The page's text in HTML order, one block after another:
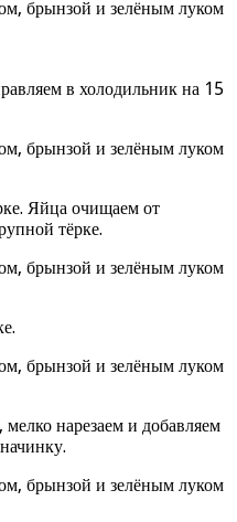
в холодильник на 15
Яйца очищаем от
тёрке.
нарезаем и добавляем